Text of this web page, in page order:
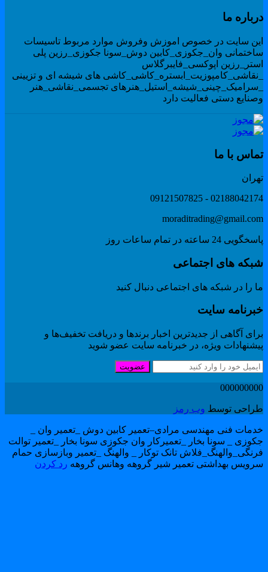
ما
سایت در خصوص اموزش وفروش موارد مربوط تاسیسات
وان_جکوزی_کابین دوش_سونا جکوزی_رزین پلی
اپوکسی_فایبرگلاس
های شیشه ای و تزیینی
تجسمی_نقاشی_هنر
دستی فعالیت دارد
با ما
02188042174 -
24 ساعته در تمام ساعات روز
های اجتماعی
را در شبکه های اجتماعی دنبال کنید
سایت
آگاهی از جدیدترین اخبار برندها و دریافت تخفیف‌ها و
ویژه، در خبرنامه سایت عضو شوید
عضویت
توسطوب رمز
فنی مهندسی مرادی–تعمیر کابین دوش _تعمیر وان _
_ سونا بخار _تعمیرکار وان جکوزی سونا بخار _تعمیر توالت
تانک توکار _ والهنگ _تعمیر وبازسازی حمام
بهداشتی تعمیر شیر گروهه وهانس گروههرد کردن